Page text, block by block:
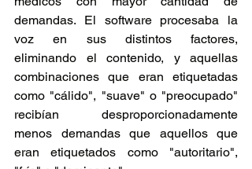
demandas. El software procesaba la
voz en sus distintos factores,
eliminando el contenido, y aquellas
combinaciones que eran etiquetadas
como "cálido", "suave" o "preocupado"
recibían desproporcionadamente
menos demandas que aquellos que
eran etiquetados como "autoritario",